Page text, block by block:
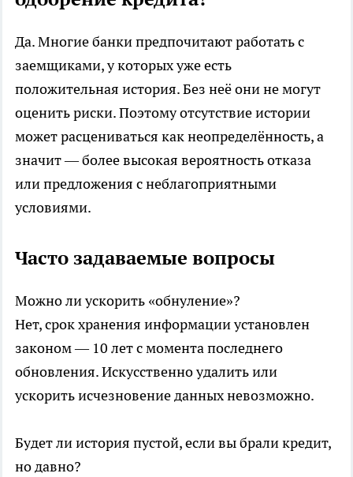
Да. Многие банки предпочитают работать с
заемщиками, у которых уже есть
положительная история. Без неё они не могут
оценить риски. Поэтому отсутствие истории
может расцениваться как неопределённость, а
значит — более высокая вероятность отказа
или предложения с неблагоприятными
условиями.
Часто задаваемые вопросы
Можно ли ускорить «обнуление»?
Нет, срок хранения информации установлен
законом — 10 лет с момента последнего
обновления. Искусственно удалить или
ускорить исчезновение данных невозможно.
Будет ли история пустой, если вы брали кредит,
но давно?